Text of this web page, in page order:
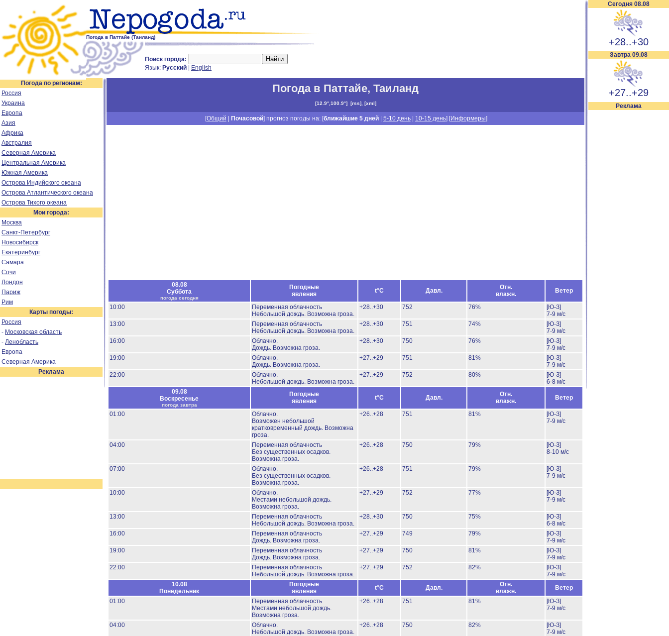
Погода в Паттайе (Таиланд)
Поиск города:
Язык: Русский English
Сегодня 08.08
+28..+30
Завтра 09.08
+27..+29
Реклама
Погода по регионам:
Россия
Украина
Европа
Азия
Африка
Австралия
Северная Америка
Центральная Америка
Южная Америка
Острова Индийского океана
Острова Атлантического океана
Острова Тихого океана
Мои города:
Москва
Санкт-Петербург
Новосибирск
Екатеринбург
Самара
Сочи
Лондон
Париж
Рим
Карты погоды:
Россия
- Московская область
- Ленобласть
Европа
Северная Америка
Реклама
Погода в Паттайе, Таиланд
[12.9°,100.9°] [rss], [xml]
[Общий Почасовой] прогноз погоды на: [ближайшие 5 дней| 5-10 день| 10-15 день] [Информеры]
08.08
Суббота
погода сегодня
Погодные
явления
t°C Давл.
Отн.
влажн.
Ветер
10:00
Переменная облачность
Небольшой дождь. Возможна гроза.
+28..+30 752 76%
[Ю-З]
7-9 м/с
13:00
Переменная облачность
Небольшой дождь. Возможна гроза.
+28..+30 751 74%
[Ю-З]
7-9 м/с
16:00
Облачно.
Дождь. Возможна гроза.
+28..+30 750 76%
[Ю-З]
7-9 м/с
19:00
Облачно.
Дождь. Возможна гроза.
+27..+29 751 81%
[Ю-З]
7-9 м/с
22:00
Облачно.
Небольшой дождь. Возможна гроза.
+27..+29 752 80%
[Ю-З]
6-8 м/с
09.08
Воскресенье
погода завтра
Погодные
явления
t°C Давл.
Отн.
влажн.
Ветер
01:00
Облачно.
Возможен небольшой
кратковременный дождь. Возможна
гроза.
+26..+28 751 81%
[Ю-З]
7-9 м/с
04:00
Переменная облачность
Без существенных осадков.
Возможна гроза.
+26..+28 750 79%
[Ю-З]
8-10 м/с
07:00
Облачно.
Без существенных осадков.
Возможна гроза.
+26..+28 751 79%
[Ю-З]
7-9 м/с
10:00
Облачно.
Местами небольшой дождь.
Возможна гроза.
+27..+29 752 77%
[Ю-З]
7-9 м/с
13:00
Переменная облачность
Небольшой дождь. Возможна гроза.
+28..+30 750 75%
[Ю-З]
6-8 м/с
16:00
Переменная облачность
Дождь. Возможна гроза.
+27..+29 749 79%
[Ю-З]
7-9 м/с
19:00
Переменная облачность
Дождь. Возможна гроза.
+27..+29 750 81%
[Ю-З]
7-9 м/с
22:00
Переменная облачность
Небольшой дождь. Возможна гроза.
+27..+29 752 82%
[Ю-З]
7-9 м/с
10.08
Понедельник
Погодные
явления
t°C Давл.
Отн.
влажн.
Ветер
01:00
Переменная облачность
Местами небольшой дождь.
Возможна гроза.
+26..+28 751 81%
[Ю-З]
7-9 м/с
04:00
Облачно.
Небольшой дождь. Возможна гроза.
+26..+28 750 82%
[Ю-З]
7-9 м/с